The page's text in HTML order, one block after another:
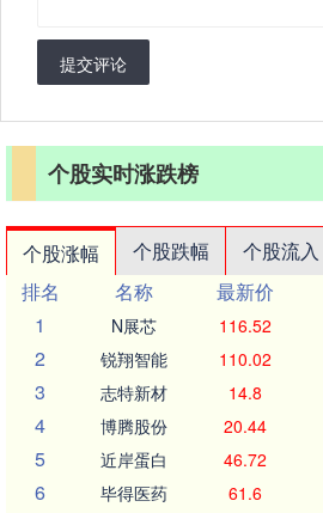
提交评论
个股实时涨跌榜
个股涨幅 个股跌幅 个股流入
排名
名称 最新价
1
N展芯 116.52
2 锐翔智能 110.02
3 志特新材 14.8
4 博腾股份 20.44
5 近岸蛋白 46.72
6 毕得医药 61.6